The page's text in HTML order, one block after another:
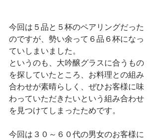
今回は５品と５杯のペアリングだった
のですが、勢い余って６品６杯になっ
ていしまいました。
というのも、大吟醸グラスに合うもの
を探していたところ、お料理との組み
合わせが素晴らしく、ぜひお客様に味
わっていただきたいという組み合わせ
を見つけてしまったためです。
今回は３０～６０代の男女のお客様に